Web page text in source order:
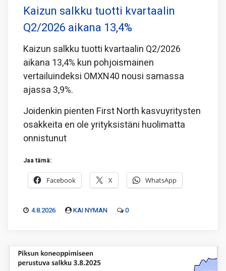
Kaizun salkku tuotti kvartaalin
Q2/2026 aikana 13,4%
Kaizun salkku tuotti kvartaalin Q2/2026
aikana 13,4% kun pohjoismainen
vertailuindeksi OMXN40 nousi samassa
ajassa 3,9%.
Joidenkin pienten First North kasvuyritysten
osakkeita en ole yrityksistäni huolimatta
onnistunut
Jaa tämä:
Facebook X WhatsApp
4.8.2026 KAI NYMAN 0